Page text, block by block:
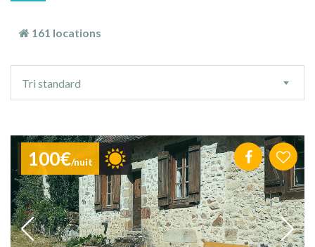
161 locations
tri
Tri standard
100€/nuit